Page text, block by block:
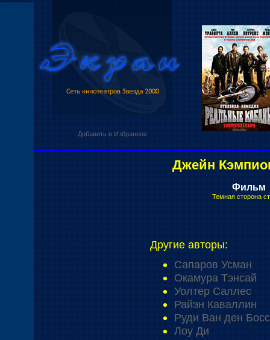
Добавить в Избранное
Джейн
Фильм
Темная сторона
Другие авторы:
Сапаров Усман
Окамура Тэнсай
Уолтер Саллес
Райэн Каваллин
Руди Ван ден
Лоу Ди